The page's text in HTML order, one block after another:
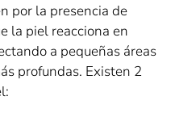
por la presencia de
la piel reacciona en
a pequeñas áreas
profundas. Existen 2